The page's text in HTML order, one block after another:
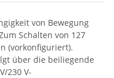
von Bewegung
Schalten von 127
(vorkonfiguriert).
über die beiliegende
230 V-